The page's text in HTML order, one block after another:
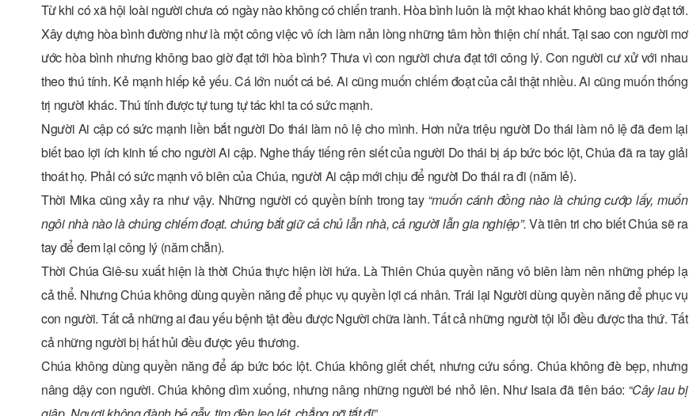
Từ khi có xã hội loài người chưa có ngày nào không có chiến tranh. Hòa bình luôn là một khao khát không bao giờ đạt tới.
Xây dựng hòa bình đường như là một công việc vô ích làm nản lòng những tâm hồn thiện chí nhất. Tại sao con người mơ
ước hòa bình nhưng không bao giờ đạt tới hòa bình? Thưa vì con người chưa đạt tới công lý. Con người cư xử với nhau
theo thú tính. Kẻ mạnh hiếp kẻ yếu. Cá lớn nuốt cá bé. Ai cũng muốn chiếm đoạt của cải thật nhiều. Ai cũng muốn thống
trị người khác. Thú tính được tự tung tự tác khi ta có sức mạnh.
Người Ai cập có sức mạnh liền bắt người Do thái làm nô lệ cho mình. Hơn nửa triệu người Do thái làm nô lệ đã đem lại
biết bao lợi ích kinh tế cho người Ai cập. Nghe thấy tiếng rên siết của người Do thái bị áp bức bóc lột, Chúa đã ra tay giải
thoát họ. Phải có sức mạnh vô biên của Chúa, người Ai cập mới chịu để người Do thái ra đi (năm lẻ).
Thời Mika cũng xảy ra như vậy. Những người có quyền bính trong tay “muốn cánh đồng nào là chúng cướp lấy, muốn
ngôi nhà nào là chúng chiếm đoạt. chúng bắt giữ cả chủ lẫn nhà, cả người lẫn gia nghiệp”.Và tiên tri cho biết Chúa sẽ ra
tay để đem lại công lý (năm chẵn).
Thời Chúa Giê-su xuất hiện là thời Chúa thực hiện lời hứa. Là Thiên Chúa quyền năng vô biên làm nên những phép lạ
cả thể. Nhưng Chúa không dùng quyền năng để phục vụ quyền lợi cá nhân. Trái lại Người dùng quyền năng để phục vụ
con người. Tất cả những ai đau yếu bệnh tật đều được Người chữa lành. Tất cả những người tội lỗi đều được tha thứ. Tất
cả những người bị hất hủi đều được yêu thương.
Chúa không dùng quyền năng để áp bức bóc lột. Chúa không giết chết, nhưng cứu sống. Chúa không đè bẹp, nhưng
nâng dậy con người. Chúa không dìm xuống, nhưng nâng những người bé nhỏ lên. Như Isaia đã tiên báo: “Cây lau bị